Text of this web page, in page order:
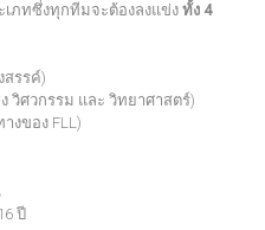
เภทซึ่งทุกทีมจะต้องลงแข่ง ทั้ง 4
สรรค์)
วิศวกรรม และ วิทยาศาสตร์)
งของ FLL)
ปี